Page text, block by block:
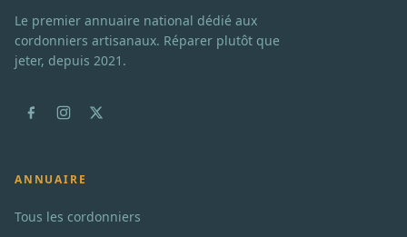
Le premier annuaire national dédié aux
cordonniers artisanaux. Réparer plutôt que
jeter, depuis 2021.
ANNUAIRE
Tous les cordonniers